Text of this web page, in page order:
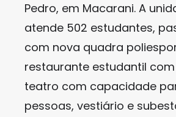
Pedro, em Macarani. A
atende 502 estudantes,
com nova quadra
restaurante estudantil
teatro com capacidade
pessoas, vestiário e